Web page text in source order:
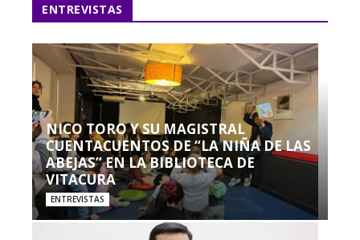
ENTREVISTAS
NICO TORO Y SU MAGISTRAL
CUENTACUENTOS DE “LA NIÑA DE LAS
ABEJAS” EN LA BIBLIOTECA DE
VITACURA
ENTREVISTAS